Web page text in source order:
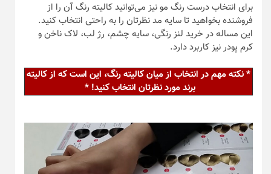
برای انتخاب درست رنگ مو نیز می‌توانید کالیته رنگ آن را از
فروشنده بخواهید تا سایه مد نظرتان را به راحتی انتخاب کنید.
این مساله در خرید لنز رنگی، سایه چشم، رژ لب، لاک ناخن و
کرم پودر نیز کاربرد دارد.
* نکته مهم در انتخاب از میان کالیته رنگ، این است که از کالیته
برند مورد نظرتان انتخاب کنید! *